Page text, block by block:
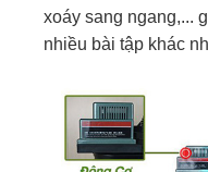
xoáy sang ngang,...
nhiều bài tập khác